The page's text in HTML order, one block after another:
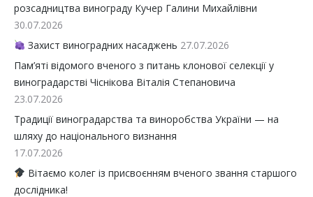
розсадництва винограду Кучер Галини Михайлівни
30.07.2026
Захист виноградних насаджень 27.07.2026
Пам’яті відомого вченого з питань клонової селекції у
виноградарстві Чіснікова Віталія Степановича
23.07.2026
Традиції виноградарства та виноробства України — на
шляху до національного визнання
17.07.2026
Вітаємо колег із присвоєнням вченого звання старшого
дослідника!